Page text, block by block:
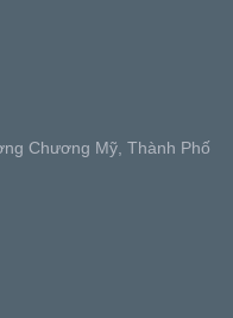
Chương Mỹ, Thành Phố